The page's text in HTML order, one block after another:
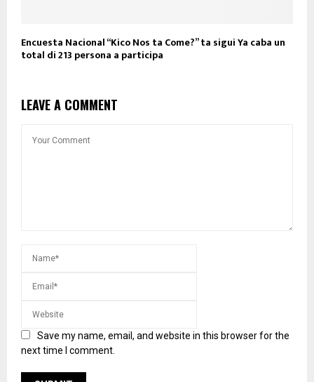
Encuesta Nacional “Kico Nos ta Come?” ta sigui Ya caba un
total di 213 persona a participa
LEAVE A COMMENT
Save my name, email, and website in this browser for the
next time I comment.